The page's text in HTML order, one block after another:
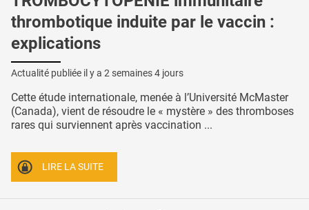
thrombotique induite par le vaccin :
explications
Actualité publiée il y a 2 semaines 4 jours
Cette étude internationale, menée à l’Université McMaster
(Canada), vient de résoudre le « mystère » des thromboses
rares qui surviennent après vaccination ...
LIRE LA SUITE